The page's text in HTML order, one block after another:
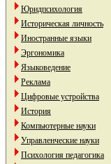
Юридпсихология
Историческая личность
Иностранные языки
Эргономика
Языковедение
Реклама
Цифровые устройства
История
Компьютерные науки
Управленческие науки
Психология педагогика